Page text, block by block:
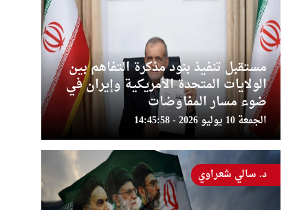
مستقبل تنفيذ بنود مذكرة التفاهم بين
الولايات المتحدة الأمريكية وإيران في
ضوء مسار المفاوضات
الجمعة 10 يوليو 2026 - 14:45:58
د. سالي شعراوي